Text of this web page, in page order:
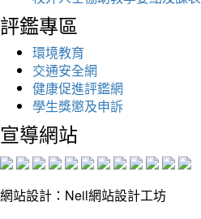
評鑑專區
環境教育
交通安全網
健康促進評鑑網
學生獎懲及申訴
宣導網站
網站設計：Neil網站設計工坊